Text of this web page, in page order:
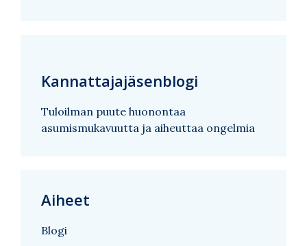
Kannattajajäsenblogi
Tuloilman puute huonontaa
asumismukavuutta ja aiheuttaa ongelmia
Aiheet
Blogi